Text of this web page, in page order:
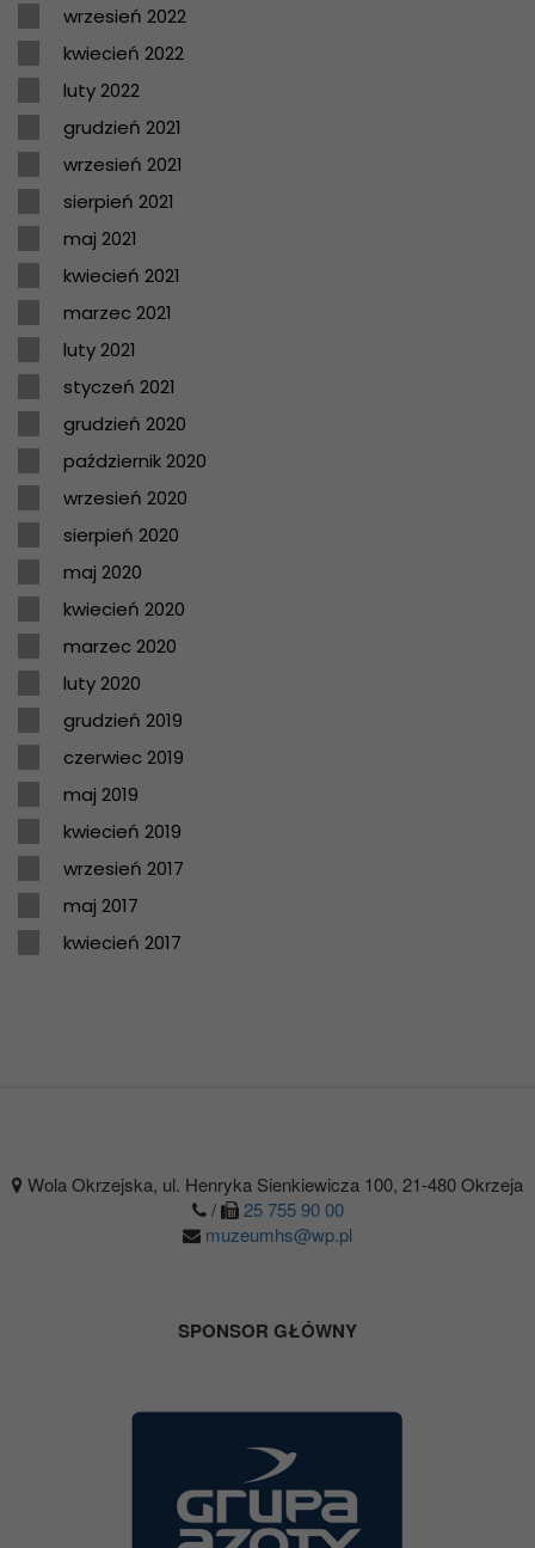
wrzesień 2022
kwiecień 2022
luty 2022
grudzień 2021
wrzesień 2021
sierpień 2021
maj 2021
kwiecień 2021
marzec 2021
luty 2021
styczeń 2021
grudzień 2020
październik 2020
wrzesień 2020
sierpień 2020
maj 2020
kwiecień 2020
marzec 2020
luty 2020
grudzień 2019
czerwiec 2019
maj 2019
kwiecień 2019
wrzesień 2017
maj 2017
kwiecień 2017
Wola Okrzejska, ul. Henryka Sienkiewicza 100, 21-480 Okrzeja
/
25 755 90 00
muzeumhs@wp.pl
SPONSOR GŁÓWNY